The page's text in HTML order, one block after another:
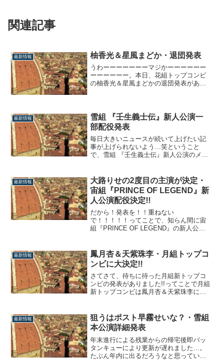
関連記事
最新情報 柚香光＆星風まどか・退団発表
うわーーーーーーーマジかーーーーーー
ーーーーーー。本日、花組トップコンビ
の柚香光＆星風まどかの退団発表があり
は色々と感情が溢れ出ているので、ごっ
た煮で書いていきます。柚香光＆星風ま
どか・退団...
最新情報
雪組 『壬生義士伝』新人公演一
部配役発表
毎日大きいニュースが続いて上げたい記
事が上げられないよう…笑ということ
で、雪組 『壬生義士伝』新人公演のメイ
郎 ： 彩海せらしづ／みよ ： 彩みちる大
野次郎右衛門 ： 諏訪さきまずは彩海せら
さん、新公初主演本当におめでとうござ
い...
最新情報
大路りせの2度目の主演が決定・
宙組『PRINCE OF LEGEND』新
人公演配役決定!!
だから！発表を！！重ねない
で！！！！！ってことで、知らん間に宙
組『PRINCE OF LEGEND』の新人公演
な宙組まず最初に書いておくと、これま
でほっとんど当たってこなかった宙組の
新公主演予想ゲームでしたが珍しくドン
ピシャを引...
最新情報
鳳月杏＆天紫珠李・月組トップコ
ンビに大決定!!
さてさて、待ちに待った月組新トップコ
ンビの発表がありました!!ってことで月組
新トップコンビは鳳月杏＆天紫珠李に大
鳳月杏。結局のところ大順当でしたけ
ど、経歴を見ると驚きのトップ就任劇と
なりました。『ベルサイユのばら』の新
人...
最新情報
狙うはポスト早霧せいな？・雪組
本公演詳細発表
年末進行による残業からの帰宅後即バッ
タンキューにより更新が遅れました…。
たぶん年内に出るだろうなと思っていた